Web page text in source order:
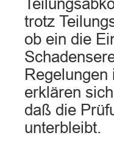
trotz
ob ein die
erklären
daß die
unterbleibt.